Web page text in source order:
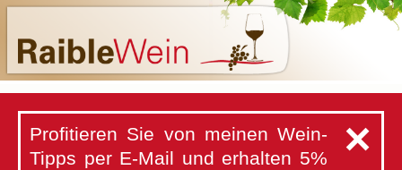
✕
Profitieren Sie von meinen Wein-
Tipps per E-Mail und erhalten 5%